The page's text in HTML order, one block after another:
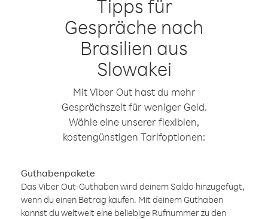
Tipps für
Gespräche nach
Brasilien aus
Slowakei
Mit Viber Out hast du mehr
Gesprächszeit für weniger Geld.
Wähle eine unserer flexiblen,
kostengünstigen Tarifoptionen:
Guthabenpakete
Das Viber Out-Guthaben wird deinem Saldo hinzugefügt,
wenn du einen Betrag kaufen. Mit deinem Guthaben
kannst du weltweit eine beliebige Rufnummer zu den